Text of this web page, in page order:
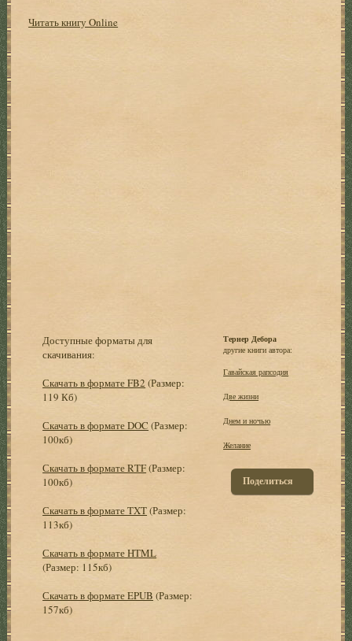
Читать книгу Online
Доступные форматы для
скачивания:
Скачать в формате FB2 (Размер:
119 Кб)
Скачать в формате DOC (Размер:
100кб)
Скачать в формате RTF(Размер:
100кб)
Скачать в формате TXT(Размер:
113кб)
Скачать в формате HTML
(Размер: 115кб)
Скачать в формате EPUB (Размер:
157кб)
Тернер Дебора
другие книги автора:
Гавайская рапсодия
Две жизни
Днем и ночью
Желание
Поделиться